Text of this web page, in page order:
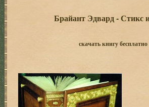
Брайант Эдвард - Стикс
скачать книгу бесплатно